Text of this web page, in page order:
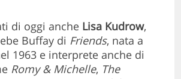
di oggi anche Lisa Kudrow,
Buffay di Friends, nata a
1963 e interprete anche di
Romy & Michelle, The